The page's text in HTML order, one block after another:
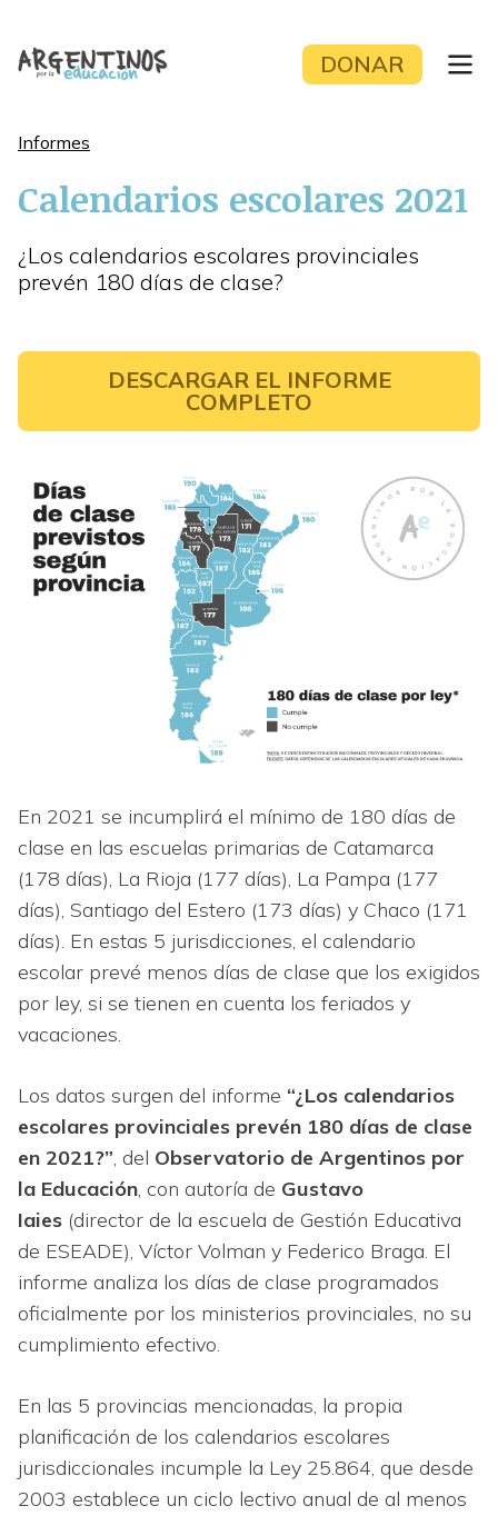
content
DONAR
Informes
Calendarios escolares 2021
¿Los calendarios escolares provinciales
prevén 180 días de clase?
DESCARGAR EL INFORME
COMPLETO
En 2021 se incumplirá el mínimo de 180 días de
clase en las escuelas primarias de Catamarca
(178 días), La Rioja (177 días), La Pampa (177
días), Santiago del Estero (173 días) y Chaco (171
días). En estas 5 jurisdicciones, el calendario
escolar prevé menos días de clase que los exigidos
por ley, si se tienen en cuenta los feriados y
vacaciones.
Los datos surgen del informe “¿Los calendarios
escolares provinciales prevén 180 días de clase
en 2021?”, del Observatorio de Argentinos por
la Educación, con autoría de Gustavo
Iaies (director de la escuela de Gestión Educativa
de ESEADE), Víctor Volman y Federico Braga. El
informe analiza los días de clase programados
oficialmente por los ministerios provinciales, no su
cumplimiento efectivo.
En las 5 provincias mencionadas, la propia
planificación de los calendarios escolares
jurisdiccionales incumple la Ley 25.864, que desde
2003 establece un ciclo lectivo anual de al menos